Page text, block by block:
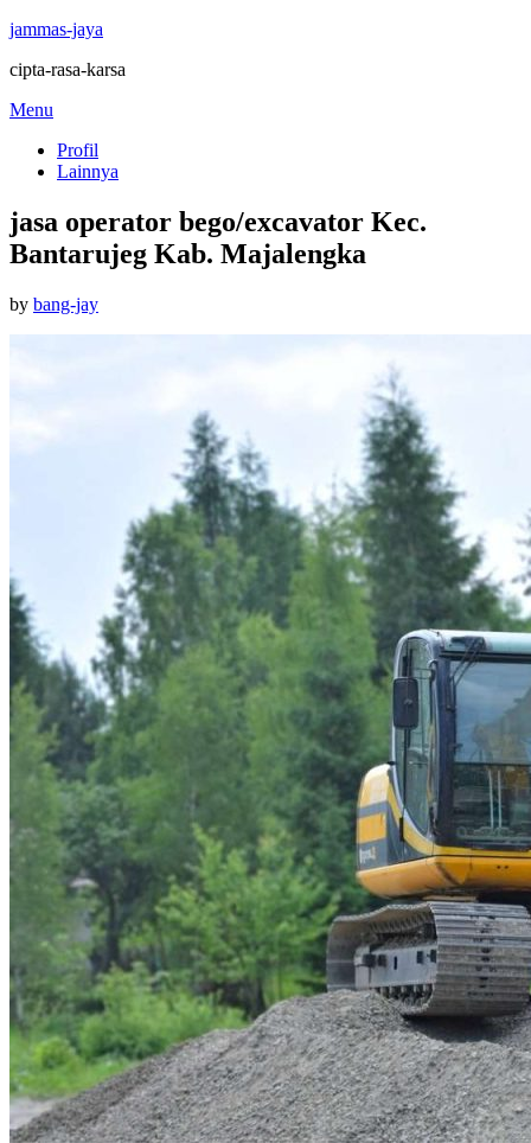
jammas-jaya
cipta-rasa-karsa
Skip
content
Menu
Profil
Lainnya
jasa operator bego/excavator Kec.
Bantarujeg Kab. Majalengka
by bang-jayPosted